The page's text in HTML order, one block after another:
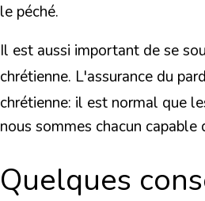
le péché.
Il est aussi important de se
chrétienne. L'assurance du
chrétienne: il est normal que
nous sommes chacun capable
Quelques